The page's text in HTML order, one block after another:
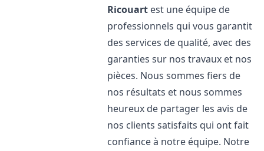
Ricouart est une équipe de
professionnels qui vous garantit
des services de qualité, avec des
garanties sur nos travaux et nos
pièces. Nous sommes fiers de
nos résultats et nous sommes
heureux de partager les avis de
nos clients satisfaits qui ont fait
confiance à notre équipe. Notre